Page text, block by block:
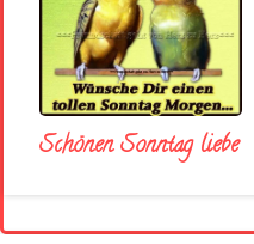
Schönen Sonntag liebe